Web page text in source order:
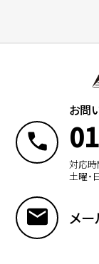
お問
対応
土曜・
メ